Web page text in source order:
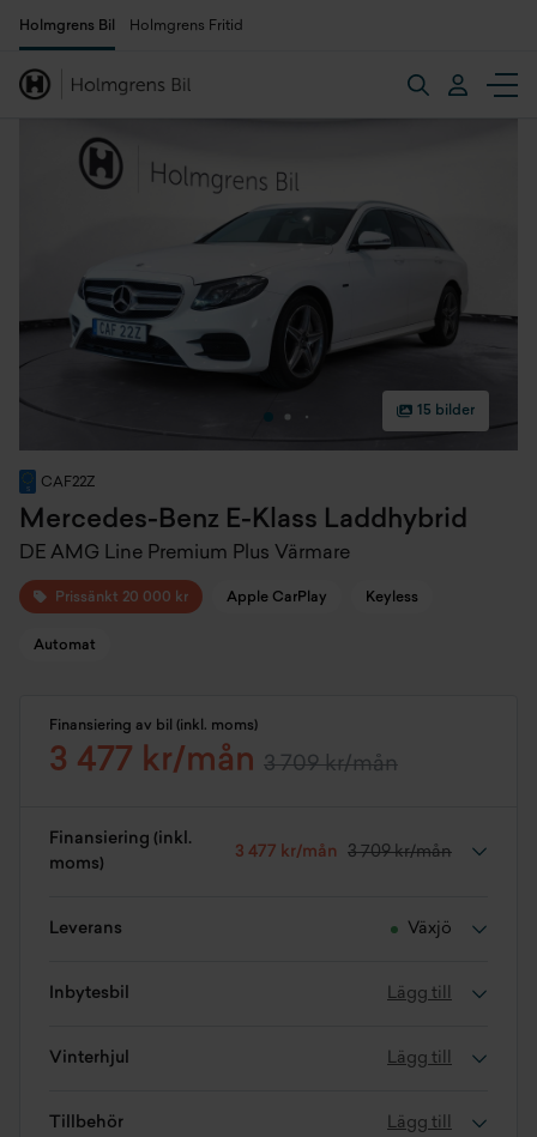
Holmgrens Bil Holmgrens Fritid
15 bilder
CAF22Z
Mercedes-Benz E-Klass Laddhybrid
DE AMG Line Premium Plus Värmare
Prissänkt 20 000 kr Apple CarPlay Keyless
Automat
Finansiering av bil (inkl. moms)
3 477 kr/mån 3 709 kr/mån
Finansiering (inkl.
moms)
3 477 kr/mån 3 709 kr/mån
Leverans Växjö
Inbytesbil Lägg till
Vinterhjul Lägg till
Tillbehör Lägg till